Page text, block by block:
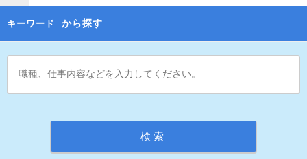
キーワード から探す